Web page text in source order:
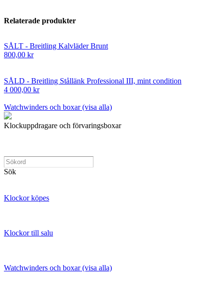
Relaterade produkter
SÅLT - Breitling Kalvläder Brunt
800,00 kr
SÅLD - Breitling Stållänk Professional III, mint condition
4 000,00 kr
Watchwinders och boxar (visa alla)
Klockuppdragare och förvaringsboxar
Sök
Klockor köpes
Klockor till salu
Watchwinders och boxar (visa alla)